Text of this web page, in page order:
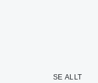
SE ALLT